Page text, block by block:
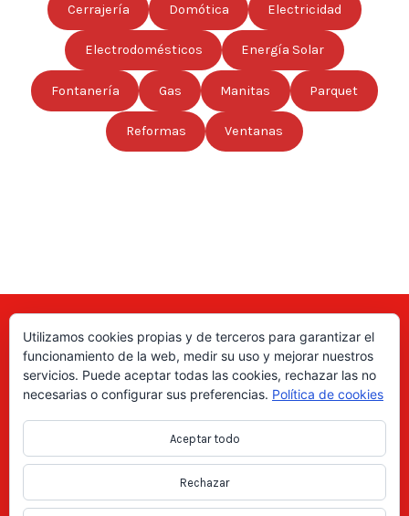
Cerrajería Domótica Electricidad
Electrodomésticos Energía Solar
Fontanería Gas Manitas Parquet
Reformas Ventanas
Aquí puede encontrar las direcciones de empresas, autónomos,
fabricantes locales, asociaciones, etc; de todo el país. ¡Valore sus
productos y servicios para ayudar a los usuarios a tomar la decisión
ofertas de trabajo y empleo que se anuncian en el directorio y
consiga trabajos según le interese, en los anuncios locales.
Copyright Directorio Mahico Soluciones © 2021. Todos los derechos
reservados -Aviso legal|Política de privacidad|Cookies
Utilizamos cookies propias y de terceros para garantizar el
funcionamiento de la web, medir su uso y mejorar nuestros
servicios. Puede aceptar todas las cookies, rechazar las no
necesarias o configurar sus preferencias. Política de cookies
Aceptar todo
Rechazar